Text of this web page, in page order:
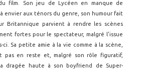
film. Son jeu de Lycéen en manque de
envier aux ténors du genre, son humour fait
Britannique parvient à rendre les scènes
fortes pour le spectateur, malgré l'issue
Sa petite amie à la vie comme à la scène,
pas en reste et, malgré son rôle figuratif,
dragée haute à son boyfriend de Super-